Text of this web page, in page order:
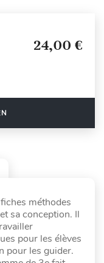
24,00 €
méthodes
sa conception. Il
pour les élèves
pour les guider.